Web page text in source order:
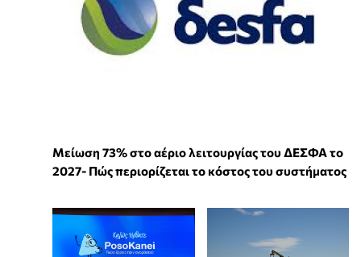
Μείωση 73% στο αέριο λειτουργίας του ΔΕΣΦΑ το
2027- Πώς περιορίζεται το κόστος του συστήματος